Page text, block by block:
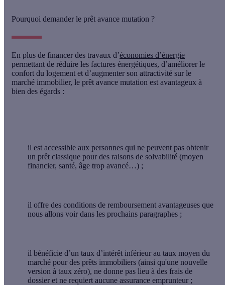
Pourquoi demander le prêt avance mutation ?
En plus de financer des travaux d’économies d’énergie
permettant de réduire les factures énergétiques, d’améliorer le
confort du logement et d’augmenter son attractivité sur le
marché immobilier, le prêt avance mutation est avantageux à
bien des égards :
il est accessible aux personnes qui ne peuvent pas obtenir
un prêt classique pour des raisons de solvabilité (moyen
financier, santé, âge trop avancé…) ;
il offre des conditions de remboursement avantageuses que
nous allons voir dans les prochains paragraphes ;
il bénéficie d’un taux d’intérêt inférieur au taux moyen du
marché pour des prêts immobiliers (ainsi qu'une nouvelle
version à taux zéro), ne donne pas lieu à des frais de
dossier et ne requiert aucune assurance emprunteur ;